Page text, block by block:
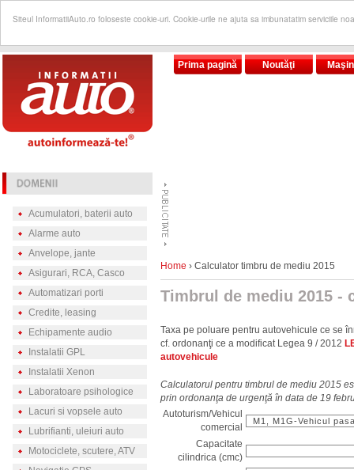
Siteul InformatiiAuto.ro foloseste cookie-uri. Cookie-urile ne ajuta sa imbunatatim serviciile
Prima pagină Noutăţi
Acumulatori, baterii auto
Alarme auto
Anvelope, jante
Asigurari, RCA, Casco
Automatizari porti
Credite, leasing
Echipamente audio
Instalatii GPL
Instalatii Xenon
Laboratoare psihologice
Lacuri si vopsele auto
Lubrifianti, uleiuri auto
Motociclete, scutere, ATV
Home › Calculator timbru de mediu 2015
Timbrul de mediu 2015 -
Taxa pe poluare pentru autovehicule ce se
cf. ordonanţi ce a modificat Legea 9 / 2012
autovehicule
Calculatorul pentru timbrul de mediu 2015
prin ordonanţa de urgenţă în data de 19
Autoturism/Vehicul
comercial
Capacitate
cilindrica (cmc)